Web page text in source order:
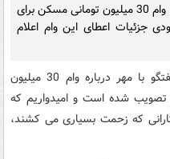
رئیس کل بانک مرکزی از تصویب اعطای وام 30 میلیون تومانی مسکن برای
جزئیات اعطای این وام اعلام
به گزارش مشرق، محمود بهمنی در گفتگو با مهر درباره وام 30 میلیون
تصویب شده است و امیدواریم که
که زحمت بسیاری می کشند،